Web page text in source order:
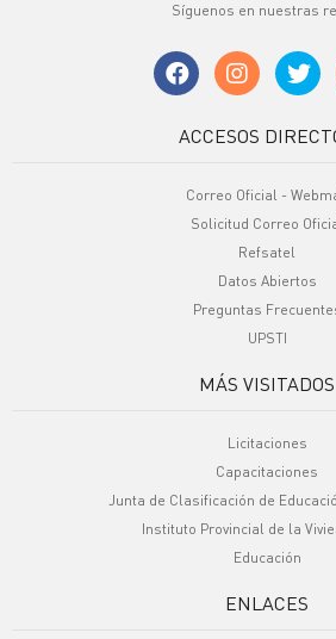
Síguenos en nuestras
ACCESOS
Correo Oficial -
Solicitud Correo
Refsatel
Datos Abiertos
Preguntas
UPSTI
MÁS VISITADOS
Licitaciones
Capacitaciones
Junta de Clasificación de
Instituto Provincial de la
Educación
ENLACES